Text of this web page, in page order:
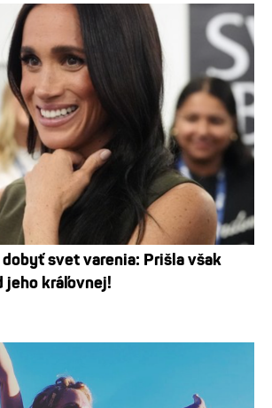
dobyť svet varenia: Prišla však
jeho kráľovnej!